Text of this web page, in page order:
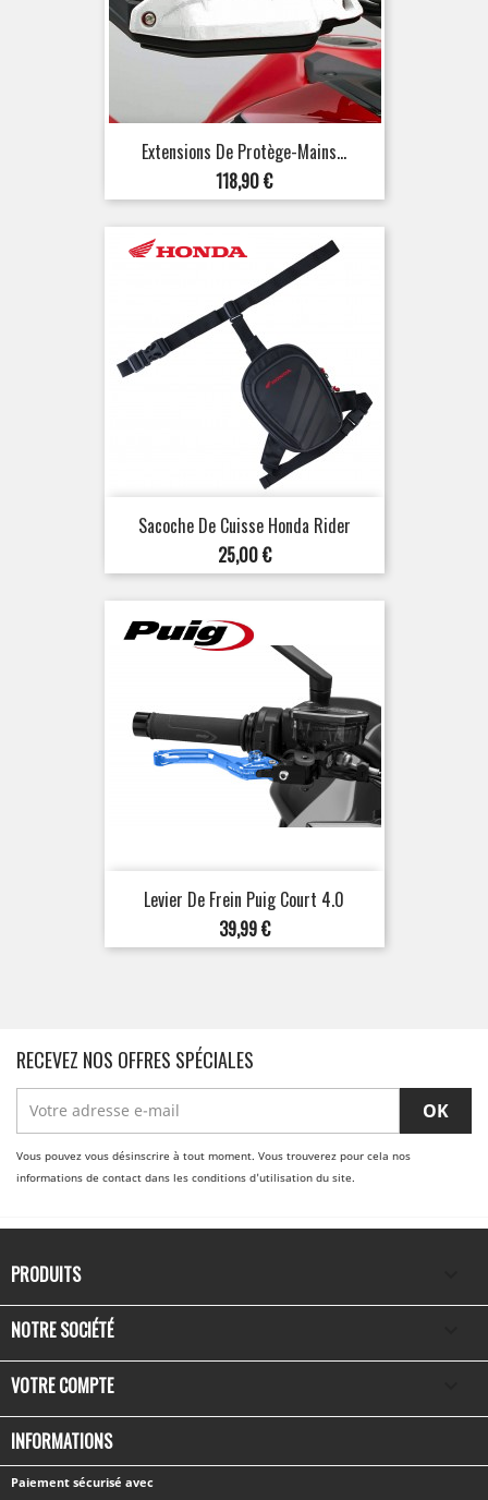
Extensions De Protège-Mains...
Prix
118,90 €
Sacoche De Cuisse Honda Rider
Prix
25,00 €
Levier De Frein Puig Court 4.0
Prix
39,99 €
RECEVEZ NOS OFFRES SPÉCIALES
Vous pouvez vous désinscrire à tout moment. Vous trouverez pour cela nos
informations de contact dans les conditions d'utilisation du site.
PRODUITS
NOTRE SOCIÉTÉ
VOTRE COMPTE
INFORMATIONS
Paiement sécurisé avec